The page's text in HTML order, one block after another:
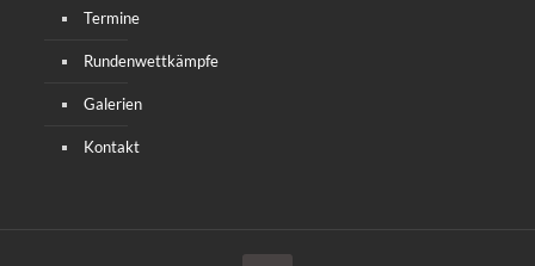
Termine
Rundenwettkämpfe
Galerien
Kontakt